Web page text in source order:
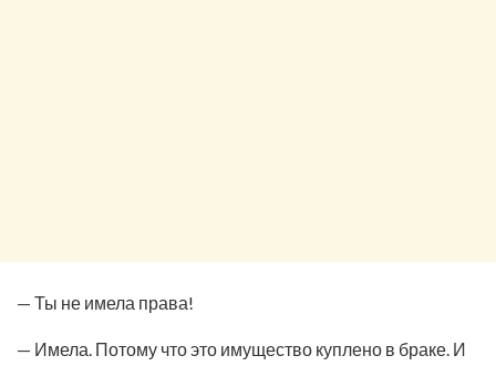
— Ты не имела права!
— Имела. Потому что это имущество куплено в браке. И